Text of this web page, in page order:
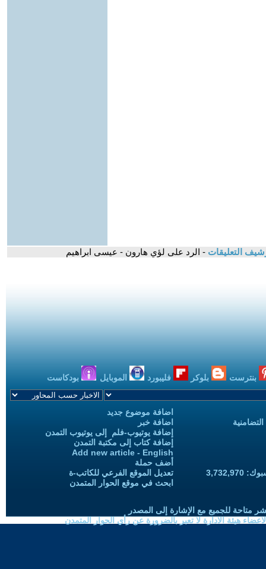
التعليقات - الرد على لؤي هارون - عيسى ابراهيم
بنترست بلوكر فليبورد الموبايل بودكاست
اضافة موضوع جديد
اضافة خبر
إضافة يوتيوب-فلم إلى يوتيوب التمدن
إضافة كتاب إلى مكتبة التمدن
Add new article - English
أضف حملة
تعديل الموقع الفرعي للكاتب-ة
ابحث في موقع الحوار المتمدن
متاحة للجميع مع الإشارة إلى المصدر
هيئة الادارة لا تعبر بالضرورة عن رأي الحوار المتمدن